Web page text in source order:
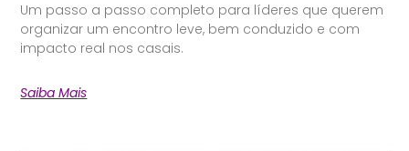
Um passo a passo completo para líderes que querem
organizar um encontro leve, bem conduzido e com
impacto real nos casais.
Saiba Mais